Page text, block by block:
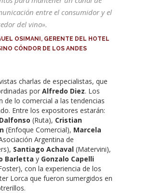
entre el consumidor y el
del vino».
OSIMANI, GERENTE DEL HOTEL
CÓNDOR DE LOS ANDES
charlas de especialistas, que
por Alfredo Diez. Los
de lo comercial a las tendencias
Entre los expositores estarán:
(Ruta), Cristian
(Enfoque Comercial), Marcela
Argentina de
Santiago Achaval (Matervini),
Barletta y Gonzalo Capelli
con la experiencia de los
Lorca que fueron sumergidos en